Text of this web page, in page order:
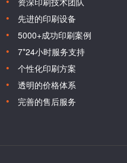
先进的印刷设备
5000+成功印刷案例
7*24小时服务支持
个性化印刷方案
透明的价格体系
完善的售后服务